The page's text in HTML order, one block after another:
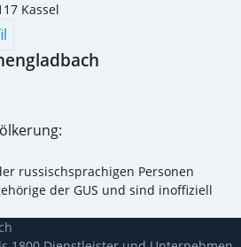
Kassel
russischsprachigen Personen
der GUS und sind inoffiziell